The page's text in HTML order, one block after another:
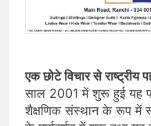
एक छोटे विचार से
साल 2001 में शुरू हुई यह
शैक्षणिक संस्थान के रूप में